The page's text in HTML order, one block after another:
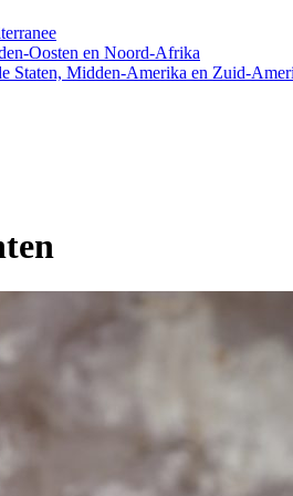
Oosten en Noord-Afrika
Staten, Midden-Amerika en Zuid-